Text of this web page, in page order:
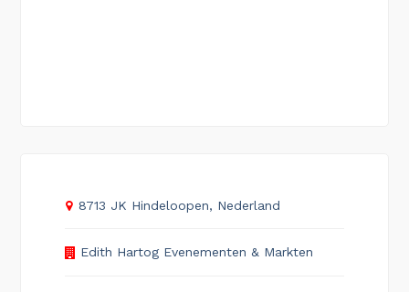
8713 JK Hindeloopen, Nederland
Edith Hartog Evenementen & Markten